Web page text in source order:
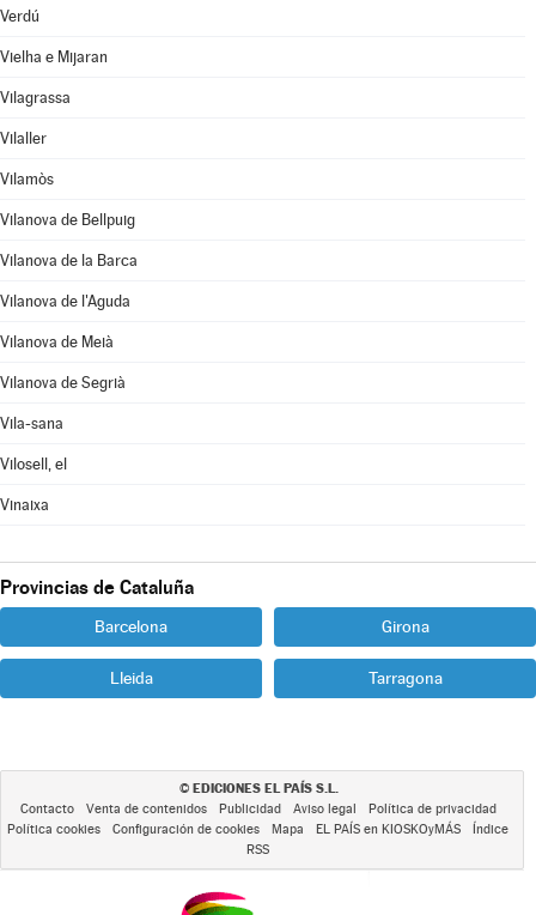
Verdú
Vielha e Mijaran
Vilagrassa
Vilaller
Vilamòs
Vilanova de Bellpuig
Vilanova de la Barca
Vilanova de l'Aguda
Vilanova de Meià
Vilanova de Segrià
Vila-sana
Vilosell, el
Vinaixa
Provincias de Cataluña
Barcelona Girona
Lleida Tarragona
© EDICIONES EL PAÍS S.L.
Contacto Venta de contenidos Publicidad Aviso legal
Política de privacidad
Política cookies
Configuración de cookies Mapa EL PAÍS en KIOSKOyMÁS
Índice
RSS